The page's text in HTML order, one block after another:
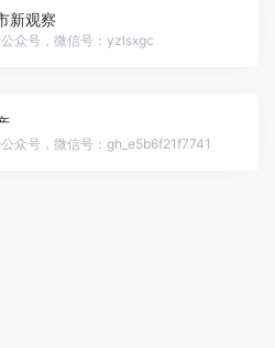
新观察
众号，微信号：yzlsxgc
众号，微信号：gh_e5b6f21f7741